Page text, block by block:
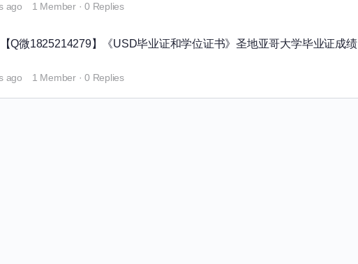
ago 1 Member · 0 Replies
Q微1825214279】《USD毕业证和学位证书》圣地亚哥大学毕业证成绩
ago 1 Member · 0 Replies